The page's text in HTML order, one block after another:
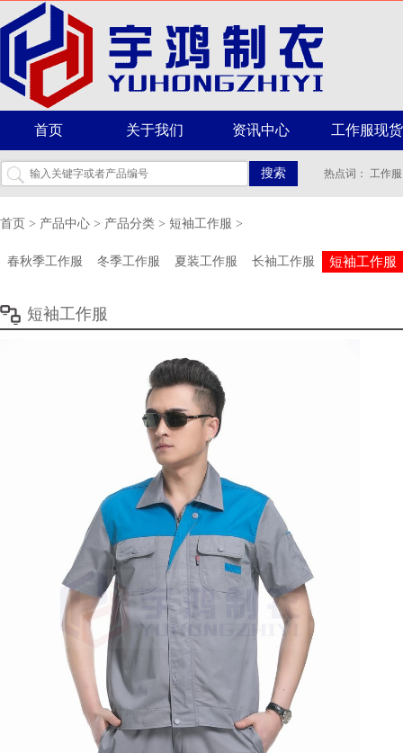
首页 关于我们 资讯中心 工作服现货
搜索 热点词： 工作服
首页 > 产品中心 > 产品分类 > 短袖工作服 >
春秋季工作服 冬季工作服 夏装工作服 长袖工作服 短袖工作服
短袖工作服